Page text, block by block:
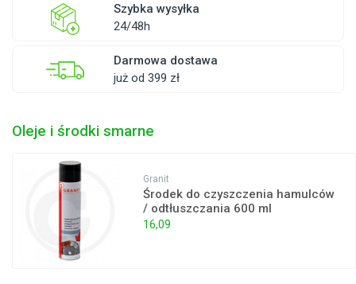
Szybka wysyłka
24/48h
Darmowa dostawa
już od 399 zł
Oleje i środki smarne
Granit
Środek do czyszczenia hamulców
/ odtłuszczania 600 ml
16,09